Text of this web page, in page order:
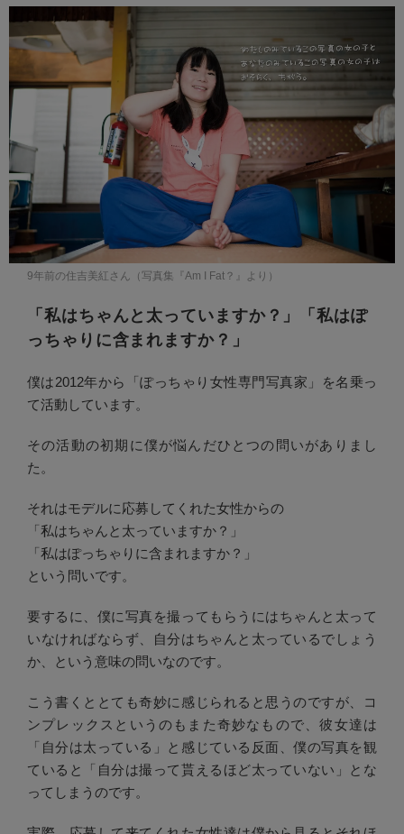
9年前の住吉美紅さん（写真集『Am I Fat？』より）
「私はちゃんと太っていますか？」「私はぽ
っちゃりに含まれますか？」
僕は2012年から「ぽっちゃり女性専門写真家」を名乗っ
て活動しています。
その活動の初期に僕が悩んだひとつの問いがありまし
た。
それはモデルに応募してくれた女性からの
「私はちゃんと太っていますか？」
「私はぽっちゃりに含まれますか？」
という問いです。
要するに、僕に写真を撮ってもらうにはちゃんと太って
いなければならず、自分はちゃんと太っているでしょう
か、という意味の問いなのです。
こう書くととても奇妙に感じられると思うのですが、コ
ンプレックスというのもまた奇妙なもので、彼女達は
「自分は太っている」と感じている反面、僕の写真を観
ていると「自分は撮って貰えるほど太っていない」とな
ってしまうのです。